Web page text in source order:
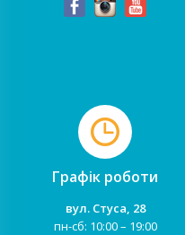
Графік роботи
вул. Стуса, 28
пн-сб: 10:00 – 19:00